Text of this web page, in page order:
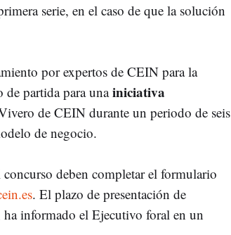
serie, en el caso de que la solución
por expertos de CEIN para la
de partida para unainiciativa
de CEIN durante un periodo de seis
de negocio.
concurso deben completar el formulario
. El plazo de presentación de
ha informado el Ejecutivo foral en un